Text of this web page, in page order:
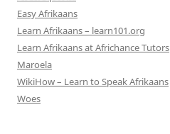
Easy Afrikaans
Learn Afrikaans – learn101.org
Learn Afrikaans at Africhance Tutors
Maroela
WikiHow – Learn to Speak Afrikaans
Woes